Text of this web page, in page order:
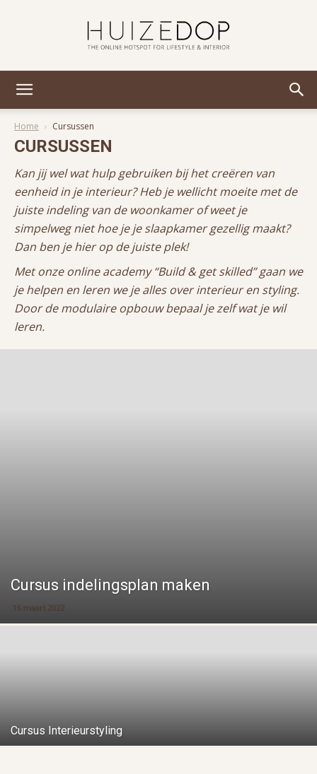
Home Cursussen
CURSUSSEN
Kan jij wel wat hulp gebruiken bij het creëren van
eenheid in je interieur? Heb je wellicht moeite met de
juiste indeling van de woonkamer of weet je
simpelweg niet hoe je je slaapkamer gezellig maakt?
Dan ben je hier op de juiste plek!
Met onze online academy “Build & get skilled” gaan we
je helpen en leren we je alles over interieur en styling.
Door de modulaire opbouw bepaal je zelf wat je wil
leren.
Cursus indelingsplan maken
16 maart 2022
Cursus Interieurstyling